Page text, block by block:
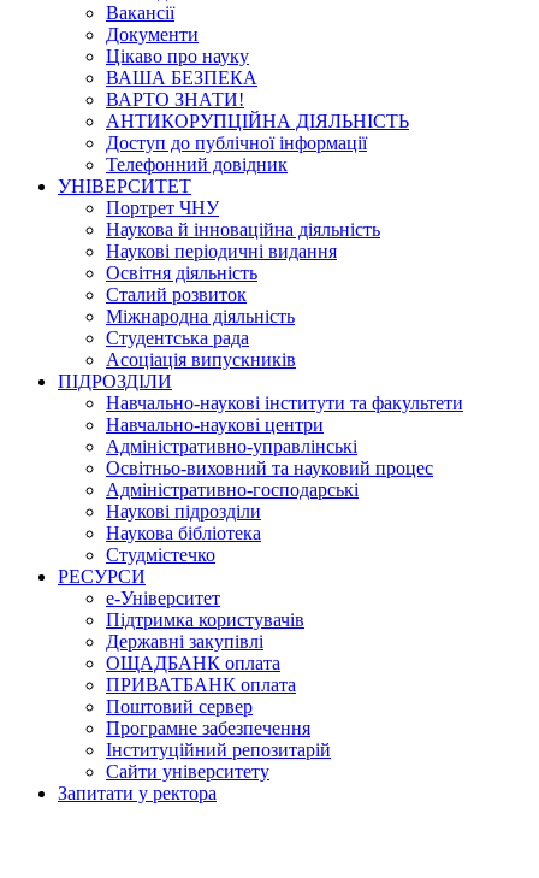
Вакансії
Документи
Цікаво про науку
ВАША БЕЗПЕКА
ВАРТО ЗНАТИ!
АНТИКОРУПЦІЙНА ДІЯЛЬНІСТЬ
Доступ до публічної інформації
Телефонний довідник
УНІВЕРСИТЕТ
Портрет ЧНУ
Наукова й інноваційна діяльність
Наукові періодичні видання
Освітня діяльність
Сталий розвиток
Міжнародна діяльність
Студентська рада
Асоціація випускників
ПІДРОЗДІЛИ
Навчально-наукові інститути та факультети
Навчально-наукові центри
Адміністративно-управлінські
Освітньо-виховний та науковий процес
Адміністративно-господарські
Наукові підрозділи
Наукова бібліотека
Студмістечко
РЕСУРСИ
е-Університет
Підтримка користувачів
Державні закупівлі
ОЩАДБАНК оплата
ПРИВАТБАНК оплата
Поштовий сервер
Програмне забезпечення
Інституційний репозитарій
Сайти університету
Запитати у ректора